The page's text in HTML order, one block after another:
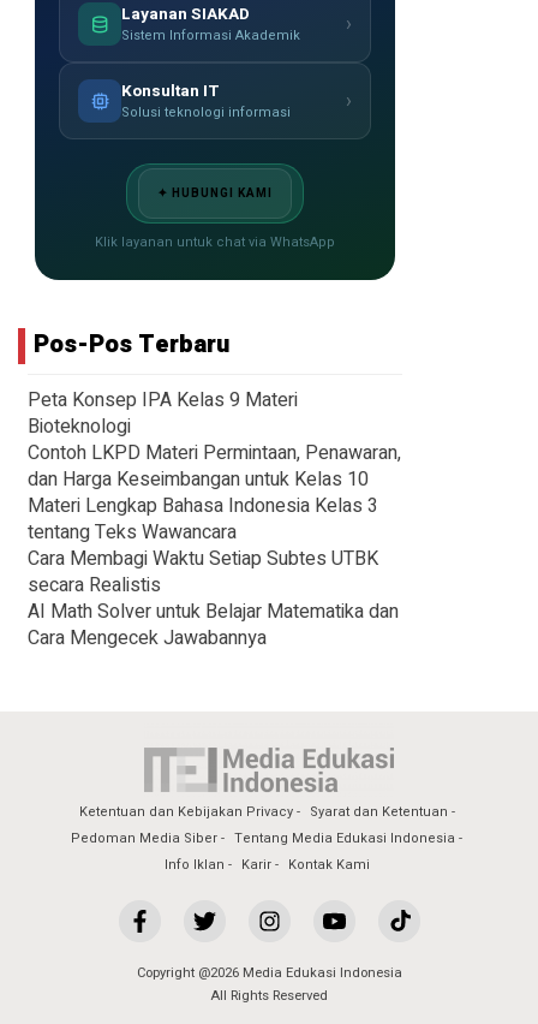
Layanan SIAKAD
Sistem Informasi Akademik ›
Konsultan IT
Solusi teknologi informasi ›
✦ HUBUNGI KAMI
Klik layanan untuk chat via WhatsApp
Pos-Pos Terbaru
Peta Konsep IPA Kelas 9 Materi
Bioteknologi
Contoh LKPD Materi Permintaan, Penawaran,
dan Harga Keseimbangan untuk Kelas 10
Materi Lengkap Bahasa Indonesia Kelas 3
tentang Teks Wawancara
Cara Membagi Waktu Setiap Subtes UTBK
secara Realistis
AI Math Solver untuk Belajar Matematika dan
Cara Mengecek Jawabannya
Ketentuan dan Kebijakan Privacy
Syarat dan Ketentuan
Pedoman Media Siber
Tentang Media Edukasi Indonesia
Info Iklan
Karir Kontak Kami
Copyright @2026 Media Edukasi Indonesia
All Rights Reserved